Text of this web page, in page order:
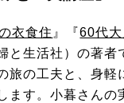
衣食住 』『60代
と生活社）の著者
旅の工夫と、身軽
ます。小暮さんの